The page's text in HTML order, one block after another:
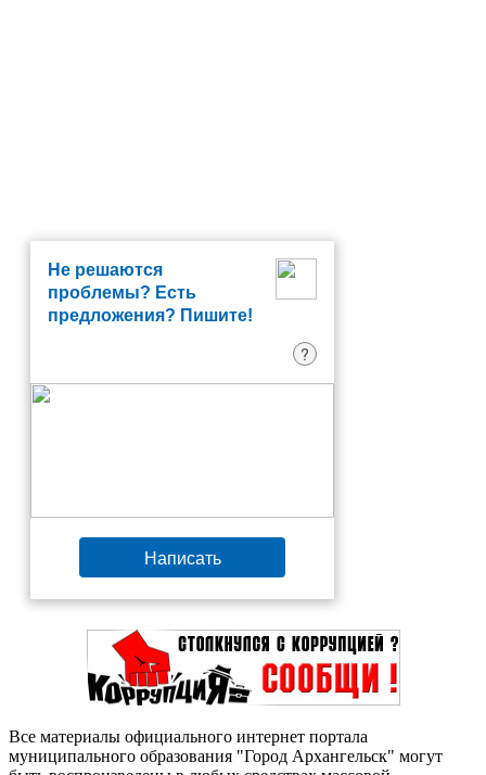
Не решаются
проблемы? Есть
предложения? Пишите!
?
Написать
Все материалы официального интернет портала
муниципального образования "Город Архангельск" могут